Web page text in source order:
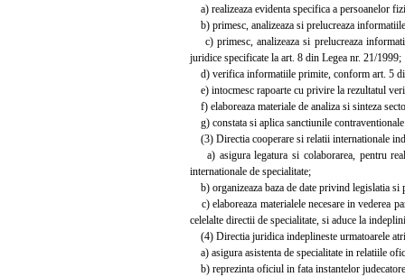
a) realizeaza evidenta specifica a persoanelor
b) primesc, analizeaza si prelucreaza
c) primesc, analizeaza si prelucreaza
juridice specificate la art. 8 din Legea nr. 21/1999;
d) verifica informatiile primite, conform art. 5
e) intocmesc rapoarte cu privire la rezultatul
f) elaboreaza materiale de analiza si sinteza
g) constata si aplica sanctiunile
(3) Directia cooperare si relatii internationale
a) asigura legatura si colaborarea, pentru
internationale de specialitate;
b) organizeaza baza de date privind legislatia si
c) elaboreaza materialele necesare in vederea
celelalte directii de specialitate, si aduce la
(4) Directia juridica indeplineste urmatoarele
a) asigura asistenta de specialitate in relatiile
b) reprezinta oficiul in fata instantelor